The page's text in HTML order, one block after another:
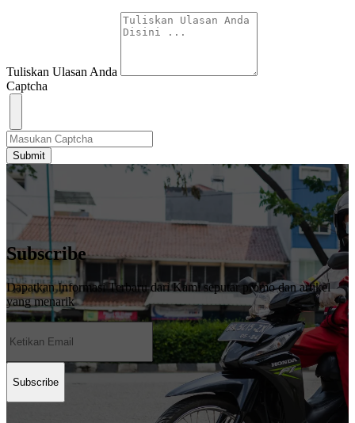
Tuliskan Ulasan Anda
Captcha
Submit
Subscribe
Dapatkan Informasi Terbaru dari Kami seputar promo dan artikel
yang menarik
Subscribe